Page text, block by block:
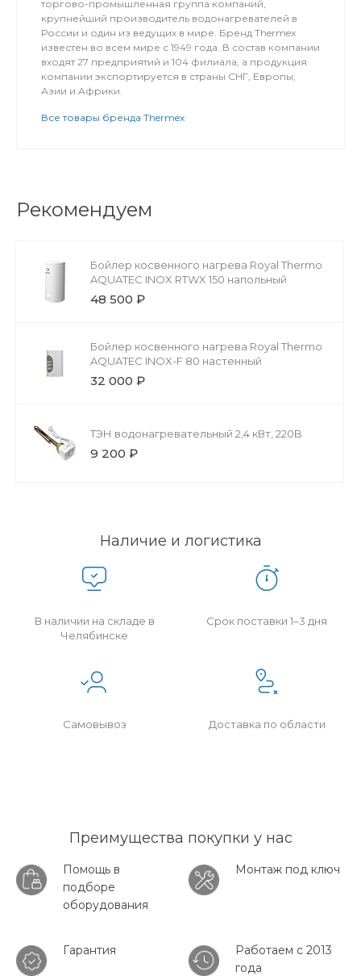
торгово-промышленная группа компаний,
крупнейший производитель водонагревателей в
России и один из ведущих в мире. Бренд Thermex
известен во всем мире с 1949 года. В состав компании
входят 27 предприятий и 104 филиала, а продукция
компании экспортируется в страны СНГ, Европы,
Азии и Африки.
Все товары бренда Thermex
Рекомендуем
Бойлер косвенного нагрева Royal Thermo
AQUATEC INOX RTWX 150 напольный
48 500 ₽
Бойлер косвенного нагрева Royal Thermo
AQUATEC INOX-F 80 настенный
32 000 ₽
ТЭН водонагревательный 2,4 кВт, 220B
9 200 ₽
Наличие и логистика
В наличии на складе в
Челябинске
Срок поставки 1–3 дня
Самовывоз Доставка по области
Преимущества покупки у нас
Помощь в
подборе
оборудования
Монтаж под ключ
Гарантия
Работаем с 2013
года